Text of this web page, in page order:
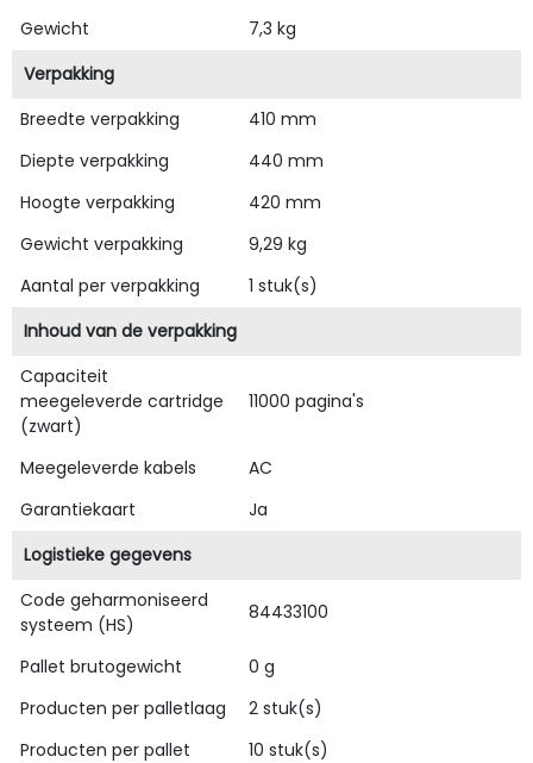
Gewicht
7,3 kg
Verpakking
Breedte verpakking
410 mm
Diepte verpakking
440 mm
Hoogte verpakking
420 mm
Gewicht verpakking
9,29 kg
Aantal per verpakking
1 stuk(s)
Inhoud van de verpakking
Capaciteit
meegeleverde cartridge
(zwart)
11000 pagina's
Meegeleverde kabels
AC
Garantiekaart
Ja
Logistieke gegevens
Code geharmoniseerd
systeem (HS)
84433100
Pallet brutogewicht
0 g
Producten per palletlaag
2 stuk(s)
Producten per pallet
10 stuk(s)